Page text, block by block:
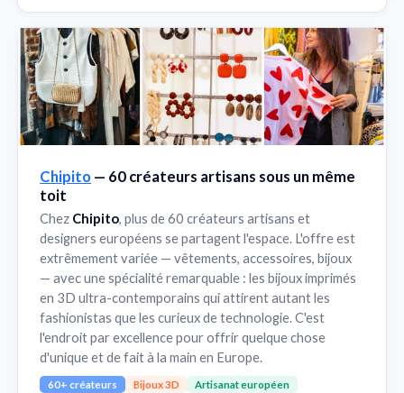
Chipito— 60 créateurs artisans sous un même
toit
Chez Chipito, plus de 60 créateurs artisans et
designers européens se partagent l'espace. L'offre est
extrêmement variée — vêtements, accessoires, bijoux
— avec une spécialité remarquable : les bijoux imprimés
en 3D ultra-contemporains qui attirent autant les
fashionistas que les curieux de technologie. C'est
l'endroit par excellence pour offrir quelque chose
d'unique et de fait à la main en Europe.
60+ créateurs Bijoux 3D Artisanat européen